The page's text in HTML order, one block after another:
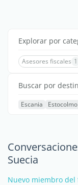
Explorar por
Asesores fiscales 1
Buscar por
Escania Estocolmo
Suecia
Nuevo miembro del